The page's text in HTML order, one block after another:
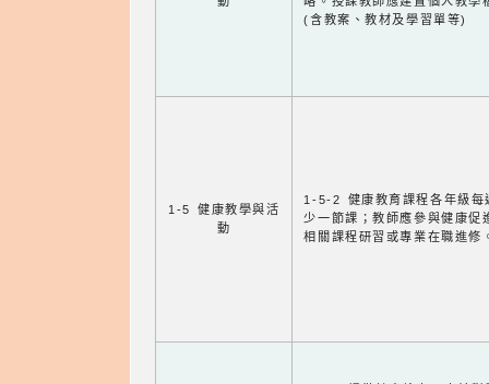
(含教案、教材及學習單等)
1-5 健康教學與活
動
1-5-2 健康教育課程各年級每
少一節課；教師應參與健康促
相關課程研習或專業在職進修